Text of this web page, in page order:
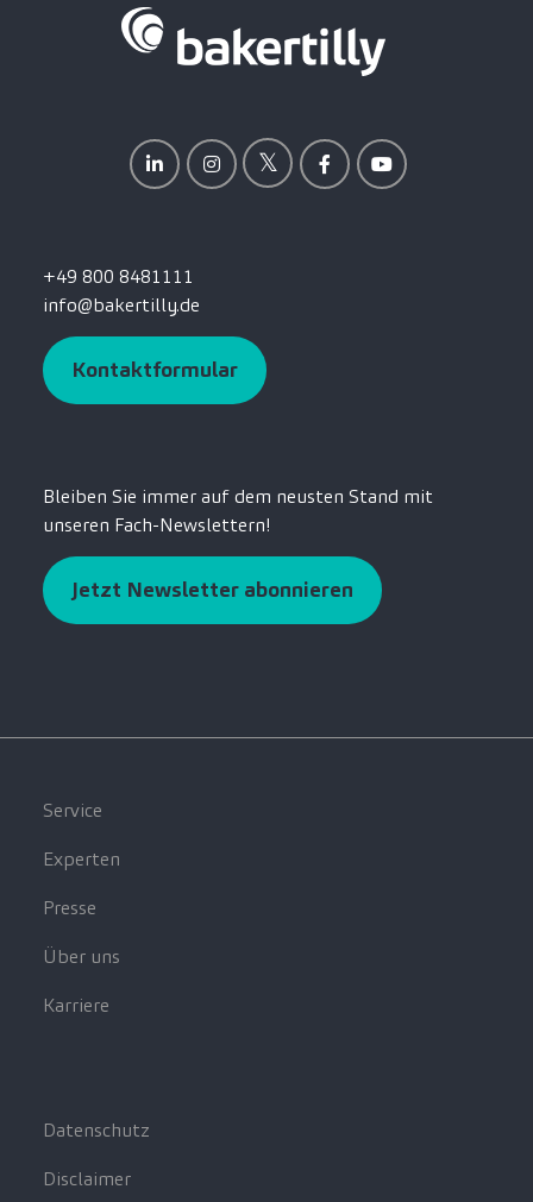
+49 800 8481111
info@bakertilly.de
Kontaktformular
Bleiben Sie immer auf dem neusten Stand mit
unseren Fach-Newslettern!
Jetzt Newsletter abonnieren
Service
Experten
Presse
Über uns
Karriere
Datenschutz
Disclaimer